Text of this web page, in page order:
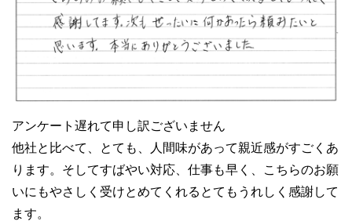
アンケート遅れて申し訳ございません
他社と比べて、とても、人間味があって親近感がすごくあ
ります。そしてすばやい対応、仕事も早く、こちらのお願
いにもやさしく受けとめてくれるとてもうれしく感謝して
ます。